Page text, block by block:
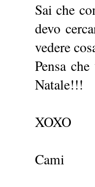
Sai che
devo
vedere
Pensa
Natale!!!
XOXO
Cami